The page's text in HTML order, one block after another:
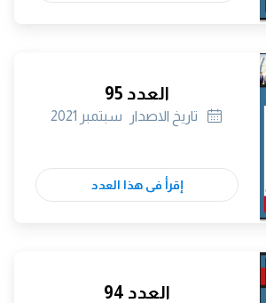
العدد 95
تاريخ الاصدار سبتمبر 2021
إقرأ فى هذا العدد
العدد 94